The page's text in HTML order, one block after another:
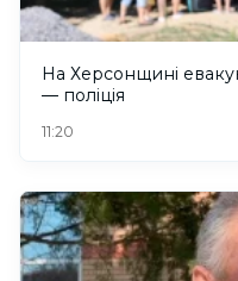
На Херсонщині
— поліція
11:20